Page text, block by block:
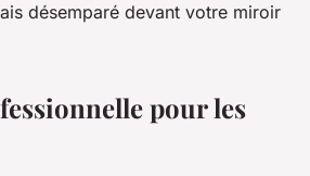
désemparé devant votre miroir
pour les